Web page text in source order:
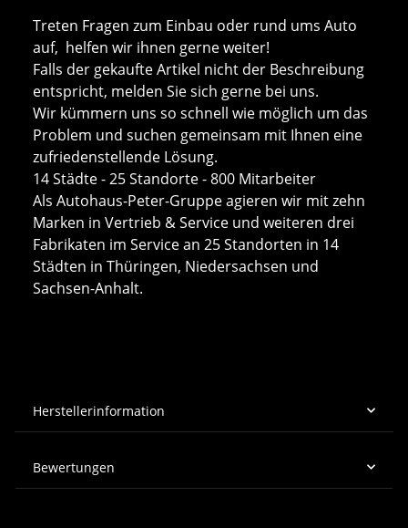
Treten Fragen zum Einbau oder rund ums Auto
auf, helfen wir ihnen gerne weiter!
Falls der gekaufte Artikel nicht der Beschreibung
entspricht, melden Sie sich gerne bei uns.
Wir kümmern uns so schnell wie möglich um das
Problem und suchen gemeinsam mit Ihnen eine
zufriedenstellende Lösung.
14 Städte - 25 Standorte - 800 Mitarbeiter
Als Autohaus-Peter-Gruppe agieren wir mit zehn
Marken in Vertrieb & Service und weiteren drei
Fabrikaten im Service an 25 Standorten in 14
Städten in Thüringen, Niedersachsen und
Sachsen-Anhalt.
Herstellerinformation
Bewertungen